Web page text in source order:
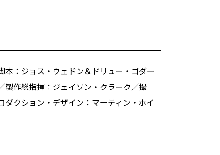
本：ジョス・ウェドン＆ドリュー・ゴダー
製作総指揮：ジェイソン・クラーク／撮
ダクション・デザイン：マーティン・ホイ